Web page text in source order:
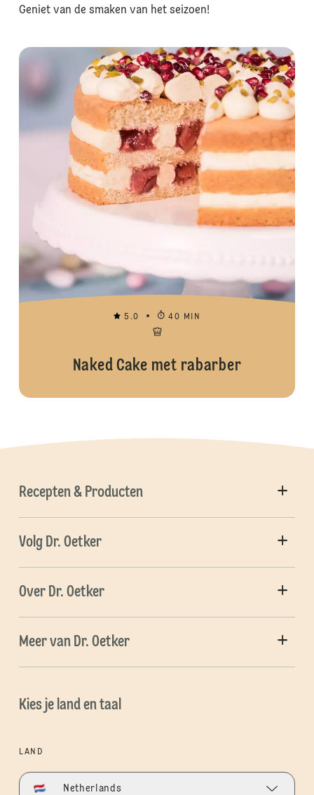
Geniet van de smaken van het seizoen!
5.0 40 MIN
Naked Cake met rabarber
Recepten & Producten
Volg Dr. Oetker
Over Dr. Oetker
Meer van Dr. Oetker
Kies je land en taal
LAND
Netherlands